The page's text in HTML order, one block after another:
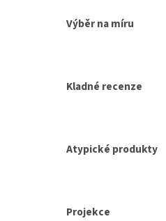
Výběr na míru
Kladné recenze
Atypické produkty
Projekce